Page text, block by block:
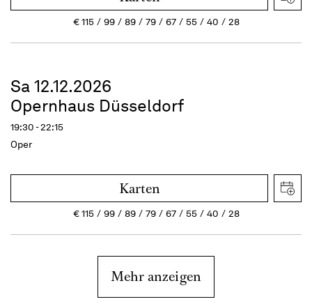
€115 99 89 79 67 55 40 28
Sa 12.12.2026
Opernhaus Düsseldorf
19:30 - 22:15
Oper
Karten
€115 99 89 79 67 55 40 28
Mehr anzeigen